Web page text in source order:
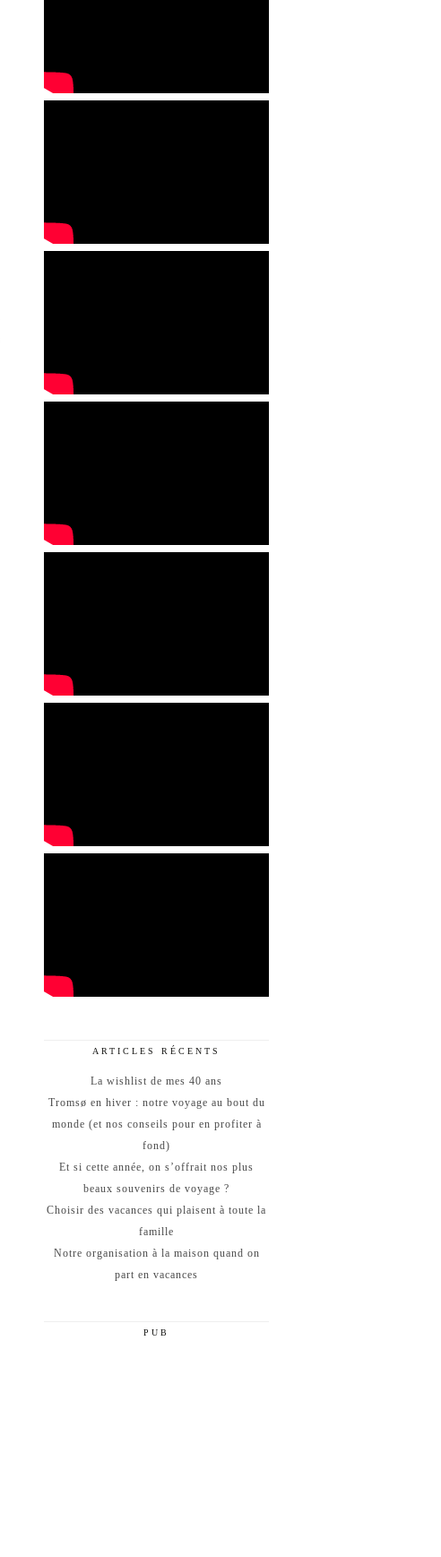
ARTICLES RÉCENTS
La wishlist de mes 40 ans
Tromsø en hiver : notre voyage au bout du
monde (et nos conseils pour en profiter à
fond)
Et si cette année, on s’offrait nos plus
beaux souvenirs de voyage ?
Choisir des vacances qui plaisent à toute la
famille
Notre organisation à la maison quand on
part en vacances
PUB